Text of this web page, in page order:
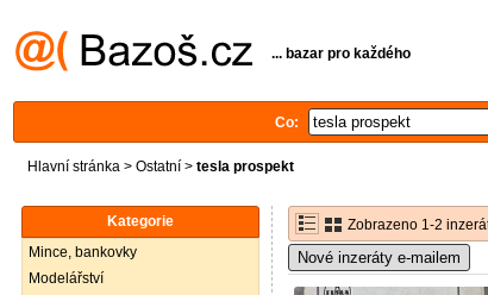
... bazar pro každého
Co:
Hlavní stránka > Ostatní > tesla prospekt
Kategorie
Mince, bankovky
Modelářství
Zobrazeno 1-2
Nové inzeráty e-mailem